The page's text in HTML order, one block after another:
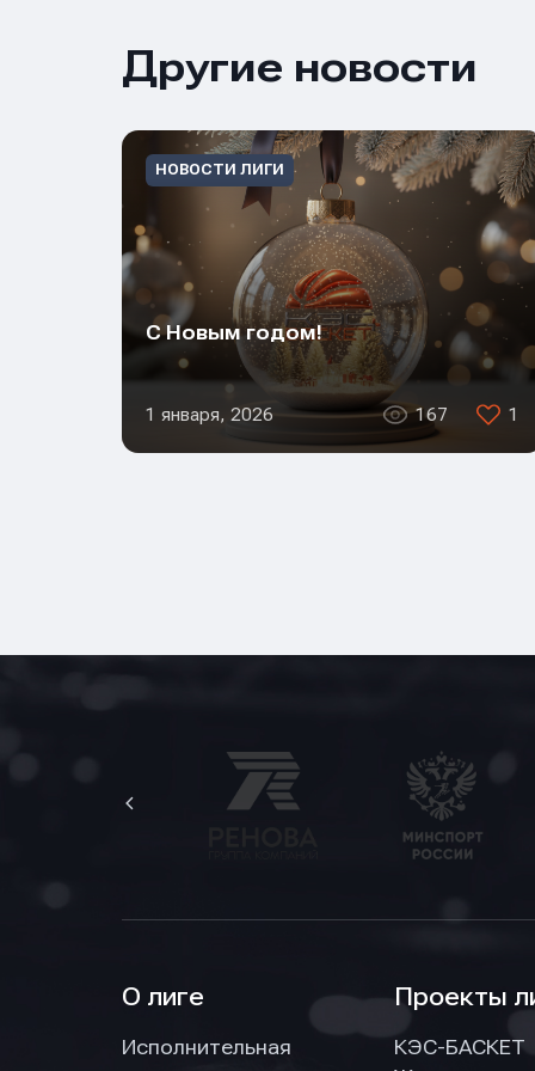
Другие новости
НОВОСТИ ЛИГИ
С Новым годом!
1 января, 2026 167 1
О лиге
Исполнительная
Проекты
КЭС-БАСКЕТ